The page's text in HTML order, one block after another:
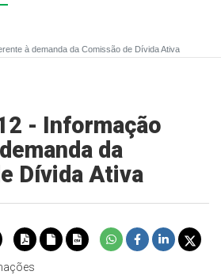
à demanda da Comissão de Dívida Ativa
- Informação
da
Dívida Ativa